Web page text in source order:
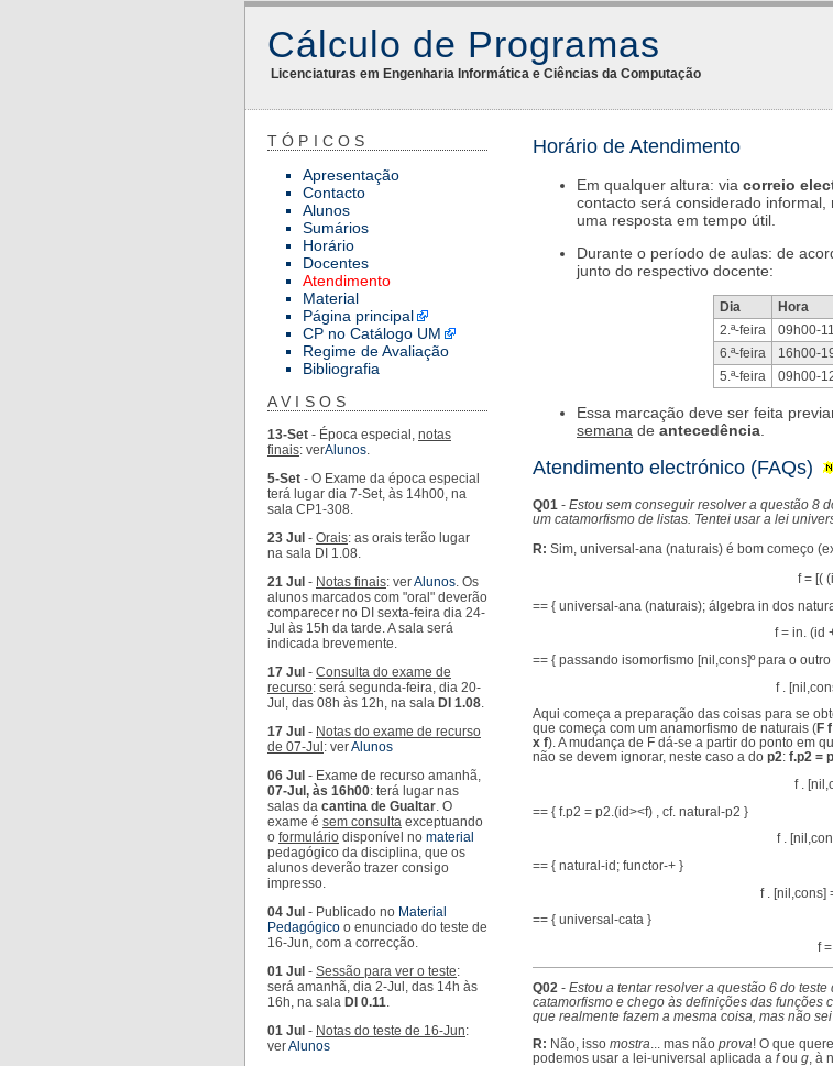
Cálculo de Programas
Licenciaturas em Engenharia Informática e Ciências da Computação
TÓPICOS
Apresentação
Contacto
Alunos
Sumários
Horário
Docentes
Atendimento
Material
Página principal
CP no Catálogo UM
Regime de Avaliação
Bibliografia
AVISOS
13-Set - Época especial, notas
finais: verAlunos.
5-Set - O Exame da época especial
terá lugar dia 7-Set, às 14h00, na
sala CP1-308.
23 Jul - Orais: as orais terão lugar
na sala DI 1.08.
21 Jul - Notas finais: verAlunos. Os
alunos marcados com "oral" deverão
comparecer no DI sexta-feira dia 24-
Jul às 15h da tarde. A sala será
indicada brevemente.
17 Jul - Consulta do exame de
recurso: será segunda-feira, dia 20-
Jul, das 08h às 12h, na sala DI 1.08.
17 Jul - Notas do exame de recurso
de 07-Jul : verAlunos
06 Jul - Exame de recurso amanhã,
07-Jul, às 16h00: terá lugar nas
salas da cantina de Gualtar. O
exame é sem consulta exceptuando
o formulário disponível no material
pedagógico da disciplina, que os
alunos deverão trazer consigo
impresso.
04 Jul - Publicado no Material
Pedagógico o enunciado do teste de
16-Jun, com a correcção.
01 Jul - Sessão para ver o teste:
será amanhã, dia 2-Jul, das 14h às
16h, na sala DI 0.11.
01 Jul - Notas do teste de 16-Jun:
verAlunos
Education»
CP1415 »
Atendimento
Horário de Atendimento
Em qualquer altura: via correio
contacto será considerado
uma resposta em tempo útil.
Durante o período de aulas: de
junto do respectivo docente:
Dia Hora
2.ª-feira
09h00-
6.ª-feira
16h00-
5.ª-feira
09h00-
Essa marcação deve ser feita
semana de antecedência
Atendimento electrónico (FAQs)
Q01 - Estou sem conseguir resolver a questão 8
um catamorfismo de listas. Tentei usar a lei
R: Sim, universal-ana (naturais) é bom começo
f = [(
== { universal-ana (naturais); álgebra in dos
f = in. (id
== { passando isomorfismo [nil,cons]º para o
f .
Aqui começa a preparação das coisas para se
que começa com um anamorfismo de naturais (F
x f). A mudança de F dá-se a partir do ponto em
não se devem ignorar, neste caso a do p2: f.p2 =
f .
== { f.p2 = p2.(id><f) , cf. natural-p2 }
f .
== { natural-id; functor-+ }
f . [nil,cons]
== { universal-cata }
f
Q02 - Estou a tentar resolver a questão 6 do
catamorfismo e chego às definições das funções
que realmente fazem a mesma coisa, mas não
R: Não, isso mostra ... mas não prova! O que
podemos usar a lei-universal aplicada a fou g , à